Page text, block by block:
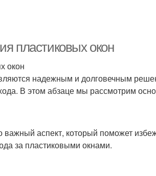
пластиковых окон
окон
надежным и долговечным
В этом абзаце мы рассмотрим
важный аспект, который поможет
за пластиковыми окнами.